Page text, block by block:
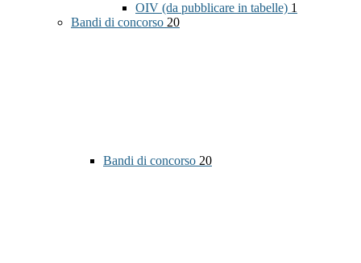
OIV (da pubblicare in tabelle) 1
Bandi di concorso 20
Bandi di concorso 20